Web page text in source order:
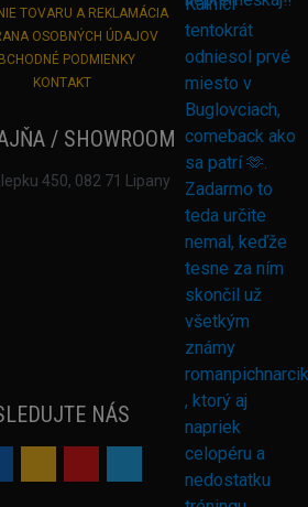
TOVARU A REKLAMÁCIA
OSOBNÝCH ÚDAJOV
PODMIENKY
KONTAKT
/ SHOWROOM
450, 082 71 Lipany
NÁS